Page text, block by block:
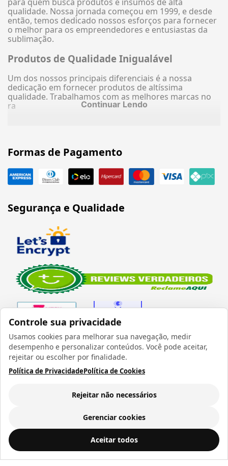
Controle sua privacidade
Usamos cookies para melhorar sua navegação, medir
desempenho e personalizar conteúdos. Você pode aceitar,
rejeitar ou escolher por finalidade.
Política de PrivacidadePolítica de Cookies
Rejeitar não necessários
Gerenciar cookies
Aceitar todos
Caneca para Sublimação Base Oval na Cor Cinza Concreto - 400ml
R$ 27,54
para quem busca produtos e insumos de alta
qualidade. Nossa jornada começou em 1999, e desde
então, temos dedicado nossos esforços para fornecer
o melhor para os empreendedores e entusiastas da
sublimação.
Produtos de Qualidade Inigualável
Um dos nossos principais diferenciais é a nossa
dedicação em fornecer produtos de altíssima
qualidade. Trabalhamos com as melhores marcas no
ra
Continuar Lendo
Formas de Pagamento
Segurança e Qualidade
Verificada por
COMÉRCIO LTDA EPP | CNPJ: 07.686.203/0001-22